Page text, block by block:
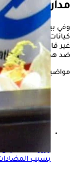
مدارس
وفي بيان، وأكد متحدث
كيانات تدعي تشغيل
غير قانونية، مشيرًا إلى
ضد هذه الكيانات
مواضيع ذات صلة
بسبب